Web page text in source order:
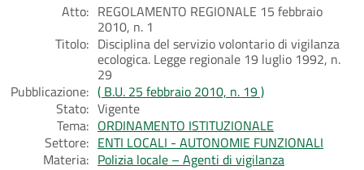
Atto: REGOLAMENTO REGIONALE 15 febbraio
2010, n. 1
Titolo: Disciplina del servizio volontario di vigilanza
ecologica. Legge regionale 19 luglio 1992, n.
29
Pubblicazione: ( B.U. 25 febbraio 2010, n. 19 )
Stato: Vigente
Tema: ORDINAMENTO ISTITUZIONALE
Settore: ENTI LOCALI - AUTONOMIE FUNZIONALI
Materia: Polizia locale – Agenti di vigilanza